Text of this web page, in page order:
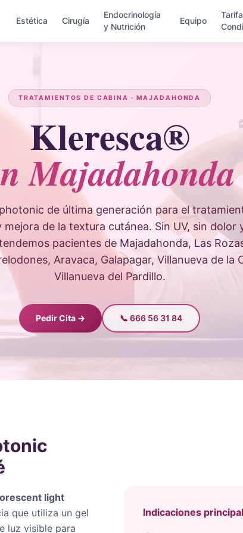
Estética Cirugía
Endocrinología
y Nutrición
Equipo
TRATAMIENTOS DE CABINA · MAJADAHONDA
Kleresca®
Majadahonda
de última generación para el
mejora de la textura cutánea. Sin UV, sin dolor
pacientes de Majadahonda, Las
Aravaca, Galapagar, Villanueva de la
Villanueva del Pardillo.
Pedir Cita → 📞 666 56 31 84
light
que utiliza un gel
luz visible para
Indicaciones